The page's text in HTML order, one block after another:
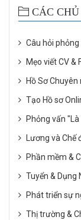
CÁC
Câu hỏi
Mẹo viết CV &
Hồ Sơ Chuyên
Tạo Hồ sơ
Phỏng vấn
Lương và Chế
Phần mềm &
Tuyển & Dụng
Phát triển sự
Thị trường &